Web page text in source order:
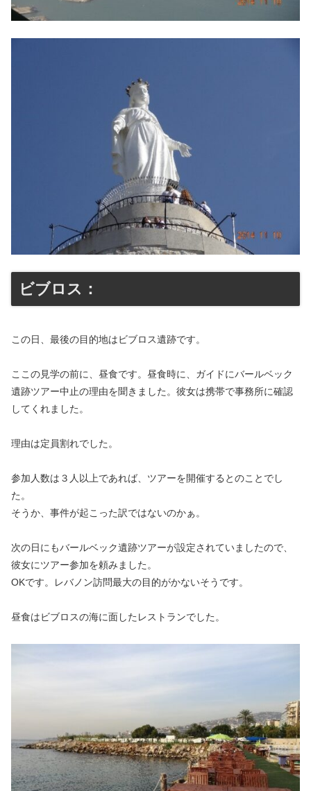
ビブロス：
この日、最後の目的地はビブロス遺跡です。
ここの見学の前に、昼食です。昼食時に、ガイドにバールベック
遺跡ツアー中止の理由を聞きました。彼女は携帯で事務所に確認
してくれました。
理由は定員割れでした。
参加人数は３人以上であれば、ツアーを開催するとのことでし
た。
そうか、事件が起こった訳ではないのかぁ。
次の日にもバールベック遺跡ツアーが設定されていましたので、
彼女にツアー参加を頼みました。
OKです。レバノン訪問最大の目的がかないそうです。
昼食はビブロスの海に面したレストランでした。